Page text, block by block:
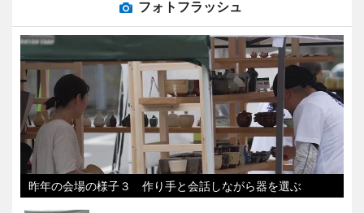
フォトフラッシュ
昨年の会場の様子３ 作り手と会話しながら器を選ぶ